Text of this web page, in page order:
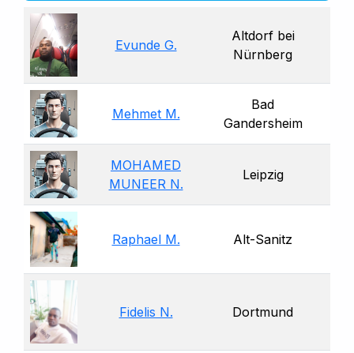
Evunde G.
Altdorf bei
Nürnberg
Mehmet M.
Bad
Gandersheim
MOHAMED
MUNEER N.
Leipzig
Raphael M. Alt-Sanitz
Fidelis N. Dortmund